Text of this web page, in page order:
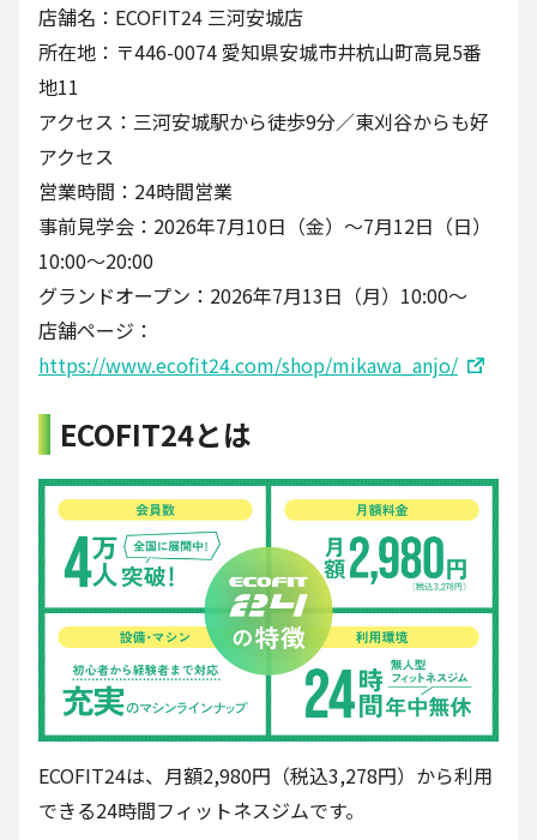
店舗名：ECOFIT24 三河安城店
所在地：〒446-0074 愛知県安城市井杭山町高見5番
地11
アクセス：三河安城駅から徒歩9分／東刈谷からも好
アクセス
営業時間：24時間営業
事前見学会：2026年7月10日（金）〜7月12日（日）
10:00〜20:00
グランドオープン：2026年7月13日（月）10:00〜
店舗ページ：
https://www.ecofit24.com/shop/mikawa_anjo/
ECOFIT24とは
ECOFIT24は、月額2,980円（税込3,278円）から利用
できる24時間フィットネスジムです。